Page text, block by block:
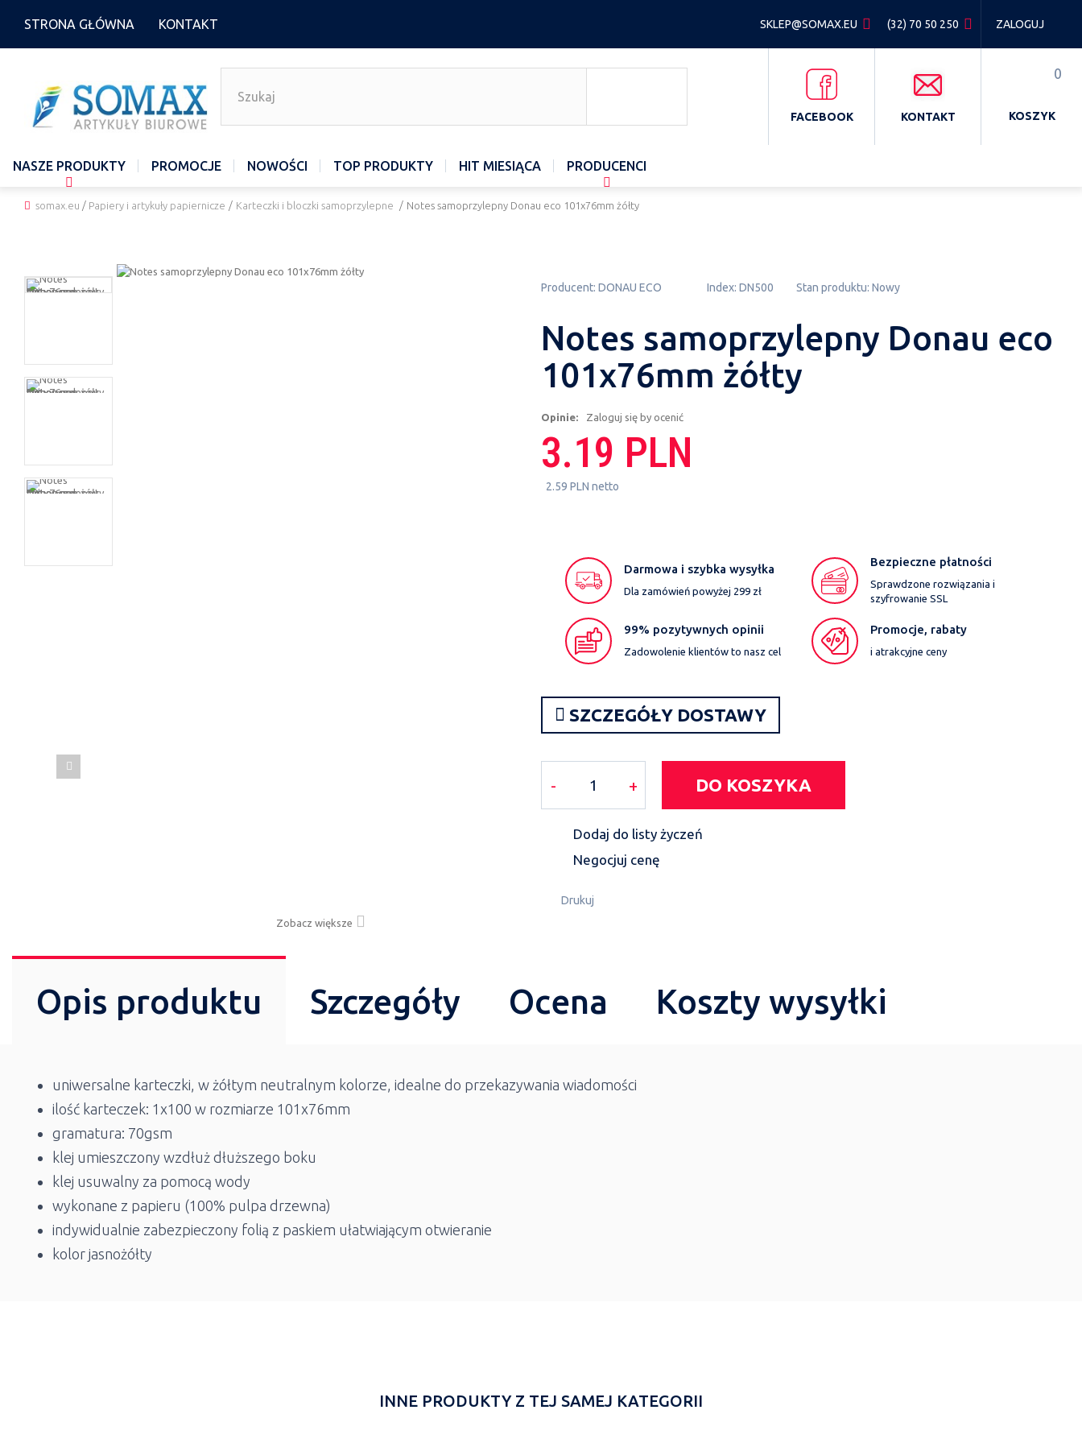
STRONA GŁÓWNA KONTAKT SKLEP@SOMAX.EU (32) 70 50 250 ZALOGUJ
FACEBOOK KONTAKT
0
KOSZYK
NASZE PRODUKTY PROMOCJE NOWOŚCI TOP PRODUKTY HIT MIESIĄCA PRODUCENCI
somax.eu / Papiery i artykuły papiernicze / Karteczki i bloczki samoprzylepne / Notes samoprzylepny Donau eco 101x76mm żółty
Zobacz większe
Producent: DONAU ECO Index: DN500 Stan produktu: Nowy
Notes samoprzylepny Donau eco
101x76mm żółty
Opinie: Zaloguj się by ocenić
3.19 PLN
2.59 PLN netto
Darmowa i szybka wysyłka
Dla zamówień powyżej 299 zł
Bezpieczne płatności
Sprawdzone rozwiązania i
szyfrowanie SSL
99% pozytywnych opinii
Zadowolenie klientów to nasz cel
Promocje, rabaty
i atrakcyjne ceny
SZCZEGÓŁY DOSTAWY
- + DO KOSZYKA
Dodaj do listy życzeń
Negocjuj cenę
Drukuj
Opis produktu Szczegóły Ocena Koszty wysyłki
uniwersalne karteczki, w żółtym neutralnym kolorze, idealne do przekazywania wiadomości
ilość karteczek: 1x100 w rozmiarze 101x76mm
gramatura: 70gsm
klej umieszczony wzdłuż dłuższego boku
klej usuwalny za pomocą wody
wykonane z papieru (100% pulpa drzewna)
indywidualnie zabezpieczony folią z paskiem ułatwiającym otwieranie
kolor jasnożółty
INNE PRODUKTY Z TEJ SAMEJ KATEGORII